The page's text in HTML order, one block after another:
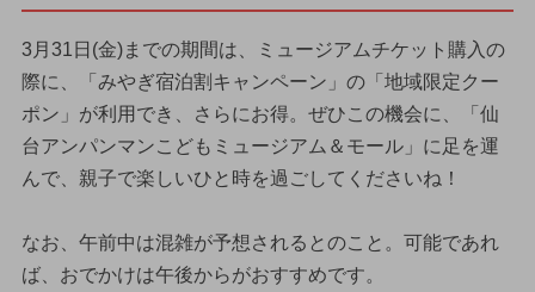
3月31日(金)までの期間は、ミュージアムチケット購入の
際に、「みやぎ宿泊割キャンペーン」の「地域限定クー
ポン」が利用でき、さらにお得。ぜひこの機会に、「仙
台アンパンマンこどもミュージアム＆モール」に足を運
んで、親子で楽しいひと時を過ごしてくださいね！
なお、午前中は混雑が予想されるとのこと。可能であれ
ば、おでかけは午後からがおすすめです。